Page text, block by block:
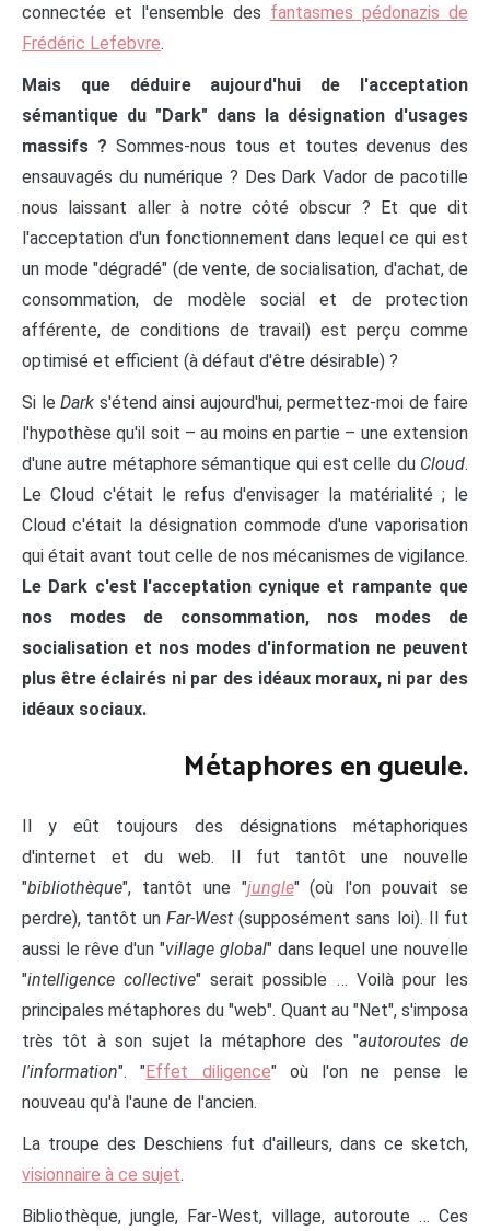
connectée et l'ensemble des fantasmes pédonazis de
Frédéric Lefebvre.
Mais que déduire aujourd'hui de l'acceptation
sémantique du "Dark" dans la désignation d'usages
massifs ? Sommes-nous tous et toutes devenus des
ensauvagés du numérique ? Des Dark Vador de pacotille
nous laissant aller à notre côté obscur ? Et que dit
l'acceptation d'un fonctionnement dans lequel ce qui est
un mode "dégradé" (de vente, de socialisation, d'achat, de
consommation, de modèle social et de protection
afférente, de conditions de travail) est perçu comme
optimisé et efficient (à défaut d'être désirable) ?
Si le Dark s'étend ainsi aujourd'hui, permettez-moi de faire
l'hypothèse qu'il soit – au moins en partie – une extension
d'une autre métaphore sémantique qui est celle du Cloud.
Le Cloud c'était le refus d'envisager la matérialité ; le
Cloud c'était la désignation commode d'une vaporisation
qui était avant tout celle de nos mécanismes de vigilance.
Le Dark c'est l'acceptation cynique et rampante que
nos modes de consommation, nos modes de
socialisation et nos modes d'information ne peuvent
plus être éclairés ni par des idéaux moraux, ni par des
idéaux sociaux.
Métaphores en gueule.
Il y eût toujours des désignations métaphoriques
d'internet et du web. Il fut tantôt une nouvelle
"bibliothèque", tantôt une "jungle" (où l'on pouvait se
perdre), tantôt un Far-West(supposément sans loi). Il fut
aussi le rêve d'un "village global" dans lequel une nouvelle
"intelligence collective" serait possible … Voilà pour les
principales métaphores du "web". Quant au "Net", s'imposa
très tôt à son sujet la métaphore des "autoroutes de
l'information". "Effet diligence" où l'on ne pense le
nouveau qu'à l'aune de l'ancien.
La troupe des Deschiens fut d'ailleurs, dans ce sketch,
visionnaire à ce sujet.
Bibliothèque, jungle, Far-West, village, autoroute … Ces